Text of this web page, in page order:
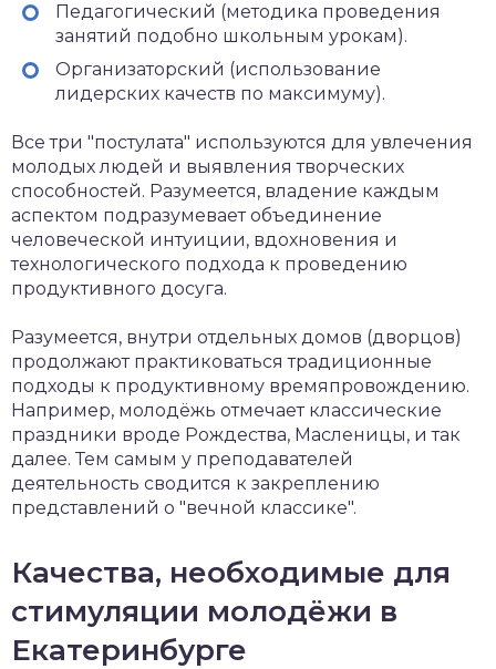
Педагогический (методика проведения
занятий подобно школьным урокам).
Организаторский (использование
лидерских качеств по максимуму).
Все три "постулата" используются для увлечения
молодых людей и выявления творческих
способностей. Разумеется, владение каждым
аспектом подразумевает объединение
человеческой интуиции, вдохновения и
технологического подхода к проведению
продуктивного досуга.
Разумеется, внутри отдельных домов (дворцов)
продолжают практиковаться традиционные
подходы к продуктивному времяпровождению.
Например, молодёжь отмечает классические
праздники вроде Рождества, Масленицы, и так
далее. Тем самым у преподавателей
деятельность сводится к закреплению
представлений о "вечной классике".
Качества, необходимые для
стимуляции молодёжи в
Екатеринбурге